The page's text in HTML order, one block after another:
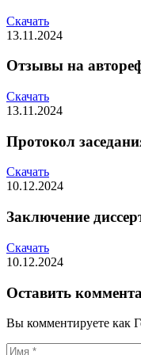
Скачать
13.11.2024
Отзывы на
Скачать
13.11.2024
Протокол
Скачать
10.12.2024
Заключение
Скачать
10.12.2024
Оставить
Вы комментируете как